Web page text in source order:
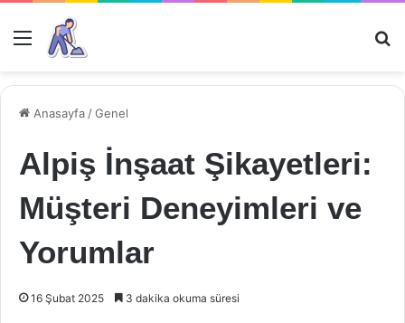
Menü
Anasayfa /Genel
Alpiş İnşaat Şikayetleri:
Müşteri Deneyimleri ve
Yorumlar
16 Şubat 2025 3 dakika okuma süresi